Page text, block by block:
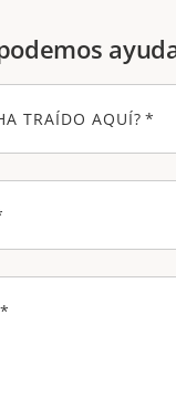
TRAÍDO AQUÍ?